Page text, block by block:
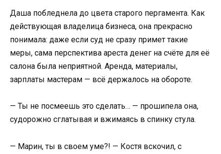
Даша побледнела до цвета старого пергамента. Как
действующая владелица бизнеса, она прекрасно
понимала: даже если суд не сразу примет такие
меры, сама перспектива ареста денег на счёте для её
салона была неприятной. Аренда, материалы,
зарплаты мастерам — всё держалось на обороте.
— Ты не посмеешь это сделать… — прошипела она,
судорожно сглатывая и вжимаясь в спинку стула.
— Марин, ты в своем уме?! — Костя вскочил, с